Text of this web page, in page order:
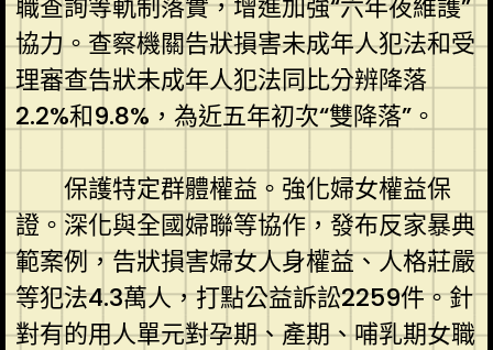
職查詢等軌制落實，增進加強“六年夜維護”
協力。查察機關告狀損害未成年人犯法和受
理審查告狀未成年人犯法同比分辨降落
2.2%和9.8%，為近五年初次“雙降落”。
保護特定群體權益。強化婦女權益保
證。深化與全國婦聯等協作，發布反家暴典
範案例，告狀損害婦女人身權益、人格莊嚴
等犯法4.3萬人，打點公益訴訟2259件。針
對有的用人單元對孕期、產期、哺乳期女職